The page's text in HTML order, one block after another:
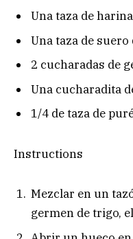
Una taza de
Una taza de
2 cucharadas de
Una cucharadita
1/4 de taza de
Instructions
Mezclar en un
germen de trigo,